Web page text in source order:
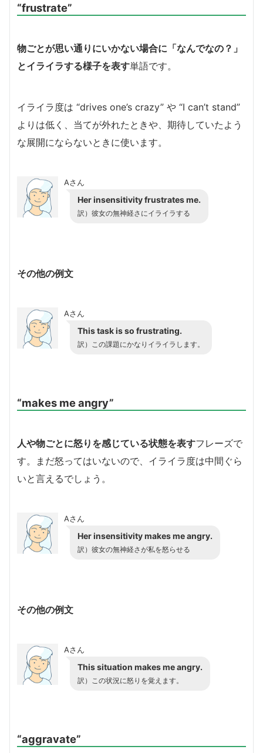
“frustrate”
物ごとが思い通りにいかない場合に「なんでなの？」
とイライラする様子を表す単語です。
イライラ度は “drives one’s crazy” や “I can’t stand”
よりは低く、当てが外れたときや、期待していたよう
な展開にならないときに使います。
Aさん
Her insensitivity frustrates me.
訳）彼女の無神経さにイライラする
その他の例文
Aさん
This task is so frustrating.
訳）この課題にかなりイライラします。
“makes me angry”
人や物ごとに怒りを感じている状態を表すフレーズで
す。まだ怒ってはいないので、イライラ度は中間ぐら
いと言えるでしょう。
Aさん
Her insensitivity makes me angry.
訳）彼女の無神経さが私を怒らせる
その他の例文
Aさん
This situation makes me angry.
訳）この状況に怒りを覚えます。
“aggravate”